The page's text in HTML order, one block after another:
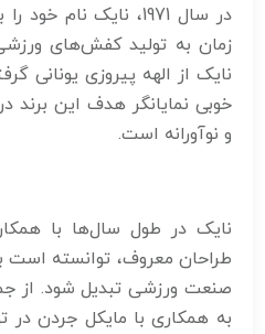
در سال 1971، نایک
زمان به تولید کفش‌های
نایک از الهه پیروزی یونانی
خوبی نمایانگر هدف این برند
و نوآورانه است.
نایک در طول سال‌ها با
طراحان معروف، توانسته است
صنعت ورزشی تبدیل شود. از